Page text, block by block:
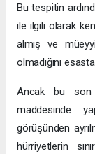
Bu tespitin
ile ilgili olarak
almış ve
olmadığını
Ancak bu son
maddesinde
görüşünden
hürriyetlerin